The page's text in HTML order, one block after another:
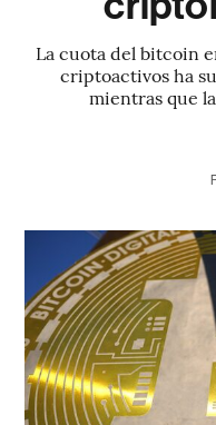
La cuota del bitcoin
criptoactivos ha
mientras que